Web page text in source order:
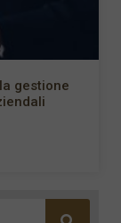
gestione